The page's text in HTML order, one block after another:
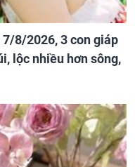
8/2026, 3 con giáp
lộc nhiều hơn sông,